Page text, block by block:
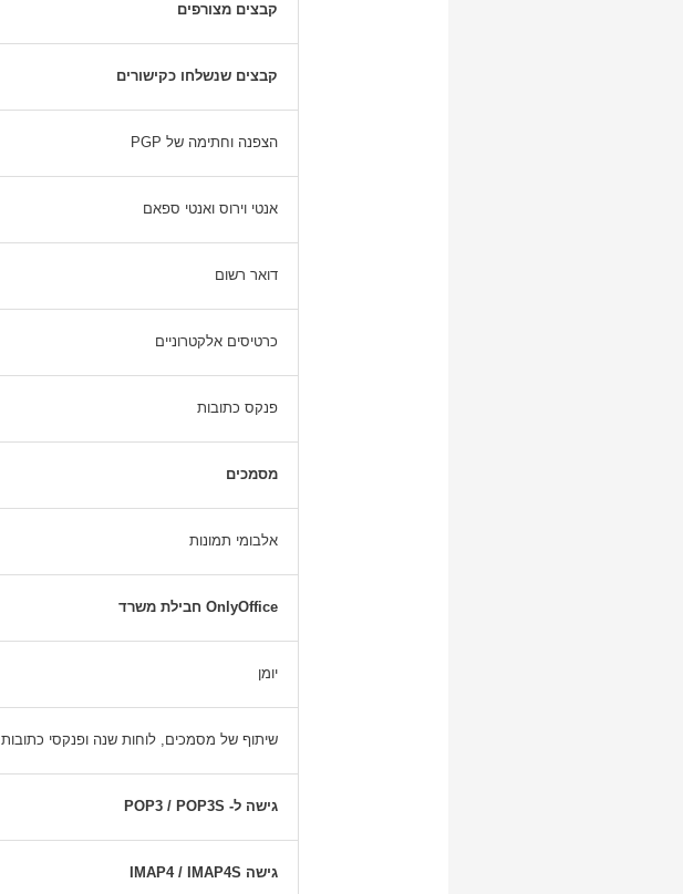
קבצים מצורפים
קבצים שנשלחו כקישורים
הצפנה וחתימה של PGP
אנטי וירוס ואנטי ספאם
דואר רשום
כרטיסים אלקטרוניים
פנקס כתובות
מסמכים
אלבומי תמונות
OnlyOffice חבילת משרד
יומן
שיתוף של מסמכים, לוחות שנה ופנקסי כתובות
גישה ל- POP3 / POP3S
גישה IMAP4 / IMAP4S